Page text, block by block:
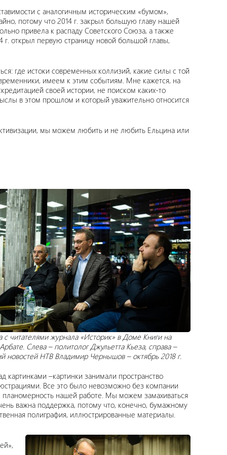
с аналогичным историческим «бумом»,
потому что 2014 г. закрыл большую главу нашей
привела к распаду Советского Союза, а также
открыл первую страницу новой большой главы,
где истоки современных коллизий, какие силы с той
имеем к этим событиям. Мне кажется, на
своей истории, не поиском каких-то
в этом прошлом и который уважительно относится
мы можем любить и не любить Ельцина или
с читателями журнала «Историк» в Доме Книги на
Слева – политолог Джульетта Кьеза, справа –
новостей НТВ Владимир Чернышов – октябрь 2018 г.
картинками –картинки занимали пространство
Все это было невозможно без компании
планомерность нашей работе. Мы можем замахиваться
важна поддержка, потому что, конечно, бумажному
полиграфия, иллюстрированные материалы.